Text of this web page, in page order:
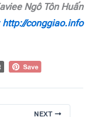
Ngô Tôn Huấn
http://conggiao.info
NEXT